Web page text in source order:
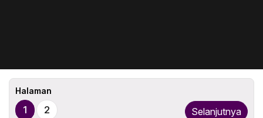
Halaman
1 2 Selanjutnya